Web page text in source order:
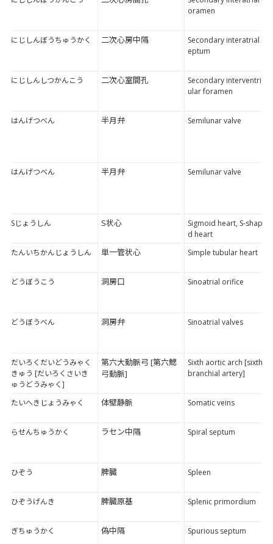
oramen
にじしんぼうちゅうかく 二次心房中隔
Secondary interatrial s
eptum
にじしんしつかんこう 二次心室間孔
Secondary interventric
ular foramen
はんげつべん 半月弁 Semilunar valve
はんげつべん 半月弁 Semilunar valve
Sじょうしん S状心
Sigmoid heart, S-shape
d heart
たんいちかんじょうしん
単一管状心 Simple tubular heart
どうぼうこう 洞房口 Sinoatrial orifice
どうぼうべん 洞房弁 Sinoatrial valves
だいろくだいどうみゃく
きゅう [だいろくさいき
ゅうどうみゃく]
第六大動脈弓 [第六鰓
弓動脈]
Sixth aortic arch [sixth
branchial artery]
たいへきじょうみゃく 体壁静脈 Somatic veins
らせんちゅうかく ラセン中隔 Spiral septum
ひぞう 脾臓 Spleen
ひぞうげんき 脾臓原基 Splenic primordium
ぎちゅうかく 偽中隔 Spurious septum